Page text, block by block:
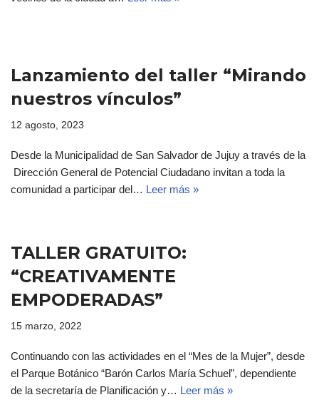
Lanzamiento del taller “Mirando
nuestros vínculos”
12 agosto, 2023
Desde la Municipalidad de San Salvador de Jujuy a través de la
Dirección General de Potencial Ciudadano invitan a toda la
comunidad a participar del… Leer más »
TALLER GRATUITO:
“CREATIVAMENTE
EMPODERADAS”
15 marzo, 2022
Continuando con las actividades en el “Mes de la Mujer”, desde
el Parque Botánico “Barón Carlos María Schuel”, dependiente
de la secretaría de Planificación y… Leer más »